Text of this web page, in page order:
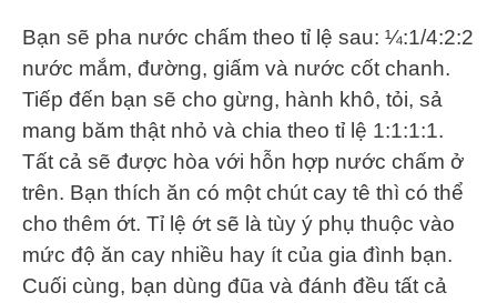
Bạn sẽ pha nước chấm theo tỉ lệ sau: ¼:1/4:2:2
nước mắm, đường, giấm và nước cốt chanh.
Tiếp đến bạn sẽ cho gừng, hành khô, tỏi, sả
mang băm thật nhỏ và chia theo tỉ lệ 1:1:1:1.
Tất cả sẽ được hòa với hỗn hợp nước chấm ở
trên. Bạn thích ăn có một chút cay tê thì có thể
cho thêm ớt. Tỉ lệ ớt sẽ là tùy ý phụ thuộc vào
mức độ ăn cay nhiều hay ít của gia đình bạn.
Cuối cùng, bạn dùng đũa và đánh đều tất cả